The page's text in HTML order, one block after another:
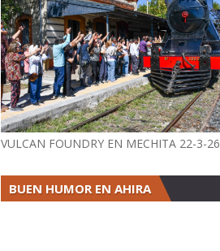
VULCAN FOUNDRY EN MECHITA 22-3-26
BUEN HUMOR EN AHIRA